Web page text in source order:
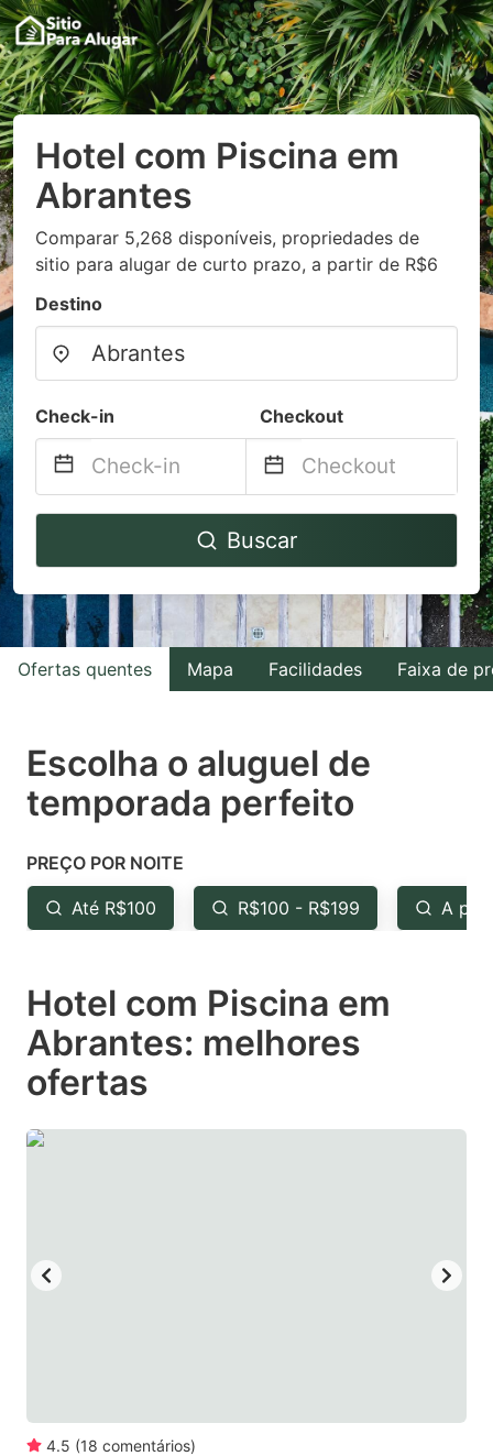
Hotel com Piscina em
Abrantes
Comparar 5,268 disponíveis, propriedades de
sitio para alugar de curto prazo, a partir de R$6
Destino
Check-in Checkout
Navigate
to
interact
with
the
select
a
Press
the
question
key
to
get
the
keyboard
Navigate
to
interact
with
the
select
a
the
question
key
to
keyboard
Buscar
Ofertas quentes Mapa Facilidades Faixa de
Escolha o aluguel de
temporada perfeito
PREÇO POR NOITE
Até R$100 R$100 - R$199 A
Hotel com Piscina em
Abrantes: melhores
ofertas
4.5 (18 comentários)